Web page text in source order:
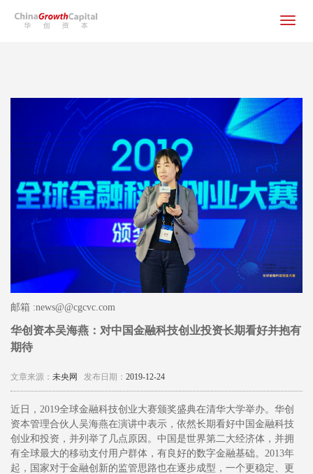
Toggle
邮箱 :news@@cgcvc.com
华创资本吴海燕：对中国金融科技创业投资长期看好并抱有
期待
文章来源： 未央网 发布日期： 2019-12-24
近日，2019全球金融科技创业大赛颁奖盛典在清华大学举办。华创
资本管理合伙人吴海燕在演讲中表示，依然长期看好中国金融科技
创业和投资，并列举了几点原因。中国是世界第二大经济体，并拥
有全球最大的移动支付用户群体，有良好的数字金融基础。2013年
起，国家对于金融创新的监管思路也在逐步成型，一个更稳定、更